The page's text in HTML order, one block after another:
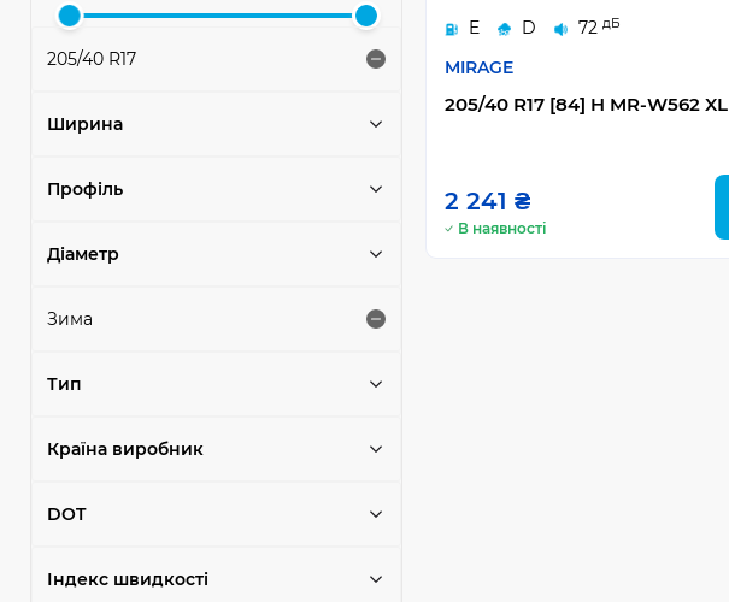
205/40 R17
Ширина
Профіль
Діаметр
Зима
Тип
Країна виробник
DOT
Індекс швидкості
E D 72 дБ
MIRAGE
205/40 R17 [84] H MR-W562 XL
2 241 ₴
В наявності